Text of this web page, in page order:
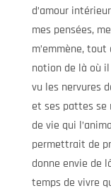
d’amour
mes pensées,
m’emmène,
notion de là où
vu les nervures
et ses pattes se
de vie qui
permettrait de
donne envie de
temps de vivre